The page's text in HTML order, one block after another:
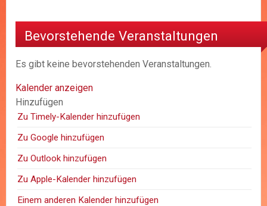
Bevorstehende Veranstaltungen
Es gibt keine bevorstehenden Veranstaltungen.
Kalender anzeigen
Hinzufügen
Zu Timely-Kalender hinzufügen
Zu Google hinzufügen
Zu Outlook hinzufügen
Zu Apple-Kalender hinzufügen
Einem anderen Kalender hinzufügen